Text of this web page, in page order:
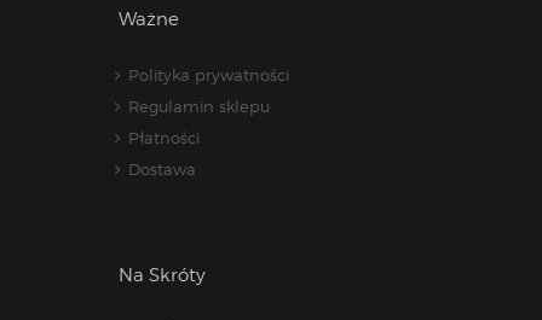
Ważne
Polityka prywatności
Regulamin sklepu
Płatności
Dostawa
Na Skróty